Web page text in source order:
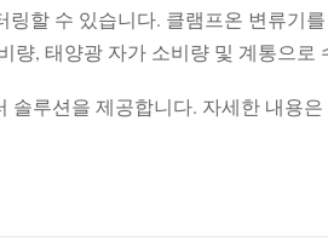
할 수 있습니다. 클램프온 변류기
, 태양광 자가 소비량 및 계통으
솔루션을 제공합니다. 자세한 내용은